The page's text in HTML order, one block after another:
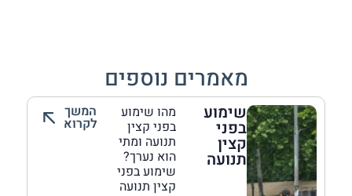
מאמרים נוספים
שימוע
בפני
קצין
תנועה
מהו שימוע
בפני קצין
תנועה ומתי
הוא נערך?
שימוע בפני
קצין תנועה
המשך
לקרוא